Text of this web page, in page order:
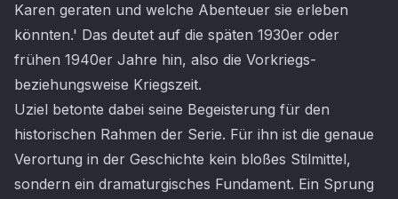
Karen geraten und welche Abenteuer sie erleben
könnten.' Das deutet auf die späten 1930er oder
frühen 1940er Jahre hin, also die Vorkriegs-
beziehungsweise Kriegszeit.
Uziel betonte dabei seine Begeisterung für den
historischen Rahmen der Serie. Für ihn ist die genaue
Verortung in der Geschichte kein bloßes Stilmittel,
sondern ein dramaturgisches Fundament. Ein Sprung